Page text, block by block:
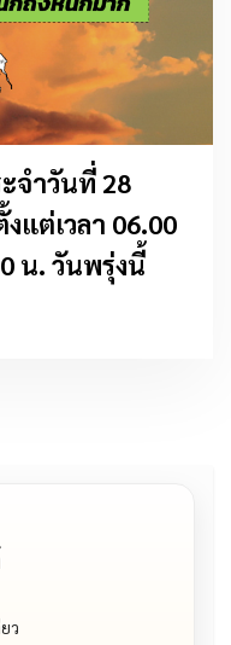
จำวันที่ 28
แต่เวลา 06.00
น. วันพรุ่งนี้
ว